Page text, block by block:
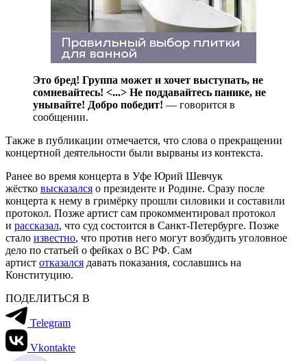
Это бред! Группа может и хочет выступать, не
сомневайтесь! <...> Не поддавайтесь панике, не
унывайте! Добро победит! — говорится в
сообщении.
Также в публикации отмечается, что слова о прекращении
концертной деятельности были вырваны из контекста.
Ранее во время концерта в Уфе Юрий Шевчук
жёстко высказался о президенте и Родине. Сразу после
концерта к нему в гримёрку прошли силовики и составили
протокол. Позже артист сам прокомментировал протокол
и рассказал, что суд состоится в Санкт-Петербурге. Позже
стало известно, что против него могут возбудить уголовное
дело по статьей о фейках о ВС РФ. Сам
артист отказался давать показания, сославшись на
Конституцию.
ПОДЕЛИТЬСЯ В
Telegram
Vkontakte